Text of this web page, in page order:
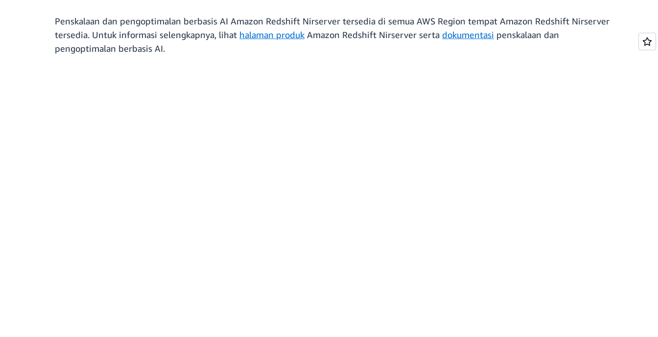
Penskalaan dan pengoptimalan berbasis AI Amazon Redshift Nirserver tersedia di semua AWS Region tempat Amazon Redshift Nirserver
tersedia. Untuk informasi selengkapnya, lihat halaman produk Amazon Redshift Nirserver serta dokumentasi penskalaan dan
pengoptimalan berbasis AI.